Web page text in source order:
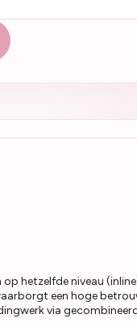
hetzelfde niveau
een hoge
via